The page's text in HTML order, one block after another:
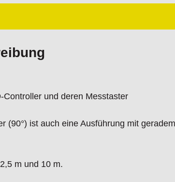
Controller und deren Messtaster
(90°) ist auch eine Ausführung mit
m und 10 m.